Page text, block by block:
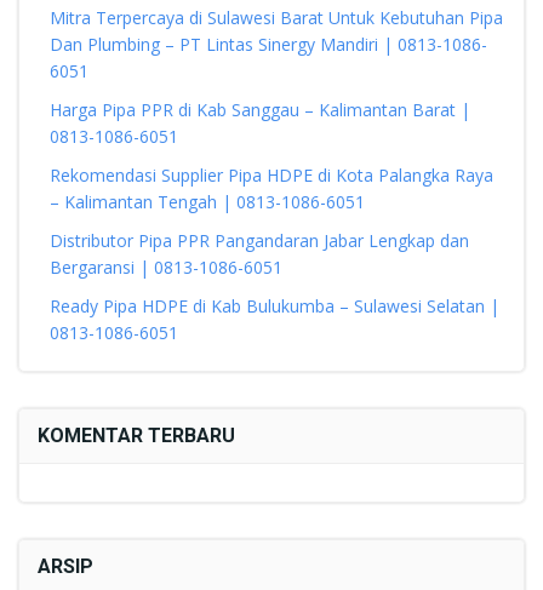
Mitra Terpercaya di Sulawesi Barat Untuk Kebutuhan Pipa
Dan Plumbing – PT Lintas Sinergy Mandiri | 0813-1086-
6051
Harga Pipa PPR di Kab Sanggau – Kalimantan Barat |
0813-1086-6051
Rekomendasi Supplier Pipa HDPE di Kota Palangka Raya
– Kalimantan Tengah | 0813-1086-6051
Distributor Pipa PPR Pangandaran Jabar Lengkap dan
Bergaransi | 0813-1086-6051
Ready Pipa HDPE di Kab Bulukumba – Sulawesi Selatan |
0813-1086-6051
KOMENTAR TERBARU
ARSIP